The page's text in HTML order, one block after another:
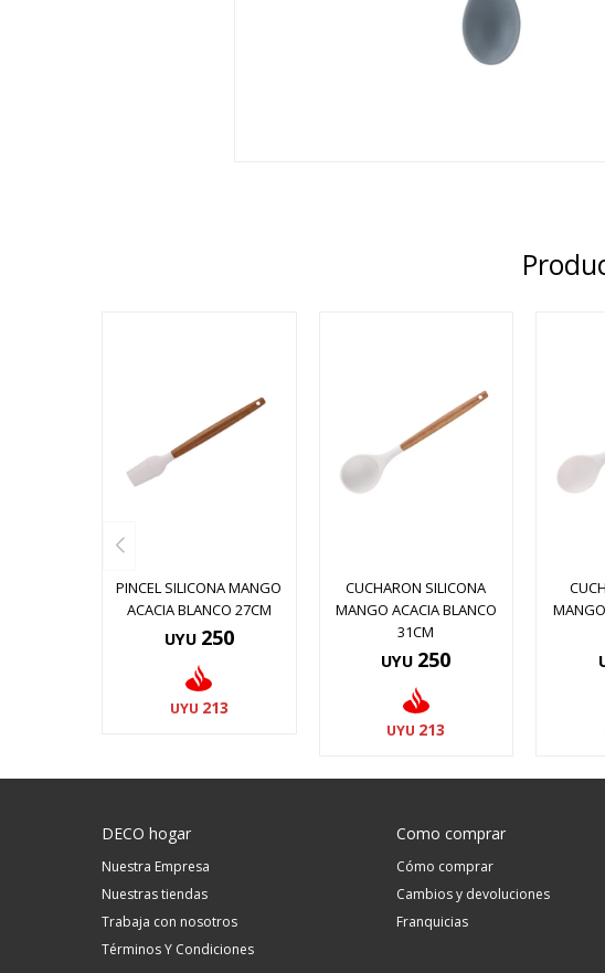
PINCEL SILICONA MANGO
ACACIA BLANCO 27CM
UYU 250
UYU 213
CUCHARON SILICONA
MANGO ACACIA BLANCO
31CM
UYU 250
UYU 213
DECO hogar
Nuestra Empresa
Nuestras tiendas
Trabaja con nosotros
Términos Y Condiciones
Como comprar
Cómo comprar
Cambios y devoluciones
Franquicias